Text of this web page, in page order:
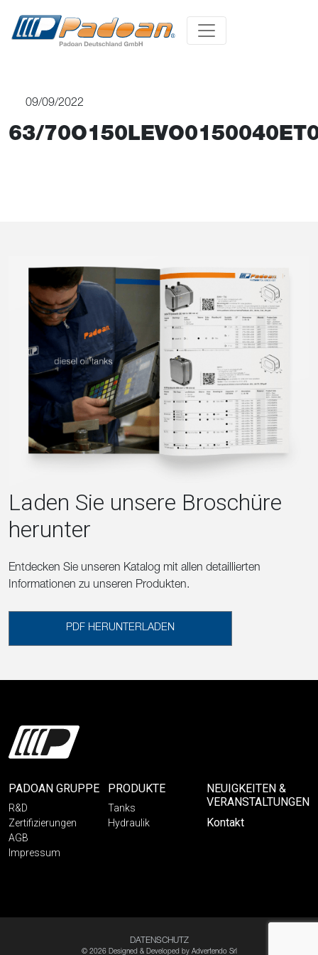
09/09/2022
63/
Laden Sie unsere Broschüre
herunter
Entdecken Sie unseren Katalog mit allen detaillierten
Informationen zu unseren Produkten.
PDF HERUNTERLADEN
PADOAN GRUPPE
R&D
Zertifizierungen
AGB
Impressum
PRODUKTE
Tanks
Hydraulik
NEUIGKEITEN &
VERANSTALTUNGEN
Kontakt
DATENSCHUTZ
© 2026 Designed & Developed by Advertendo Srl